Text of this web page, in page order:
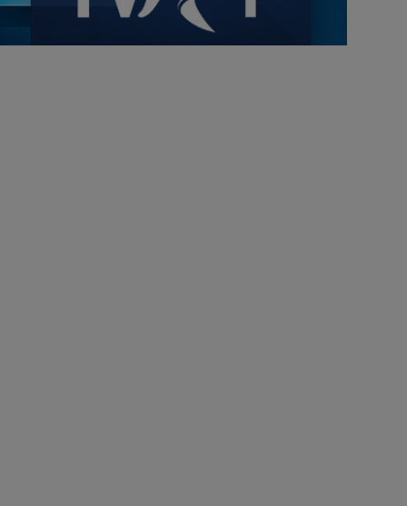
(P) Programări non-stop: cum
umple un sistem online golurile din